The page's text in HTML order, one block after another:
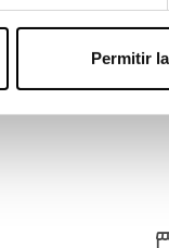
Permitir